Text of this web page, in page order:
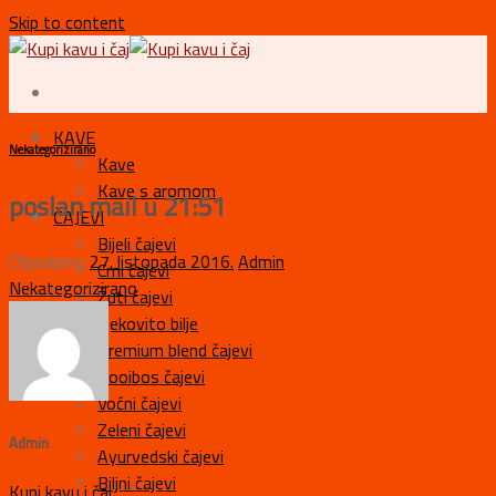
Skip to content
KAVE
Kave
Kave s aromom
ČAJEVI
Bijeli čajevi
Crni čajevi
Žuti čajevi
Ljekovito bilje
Premium blend čajevi
Rooibos čajevi
Voćni čajevi
Zeleni čajevi
Ayurvedski čajevi
Biljni čajevi
Nekategorizirano
poslan mail u 21:51
Objavljeno 27. listopada 2016. Admin
Nekategorizirano
Admin